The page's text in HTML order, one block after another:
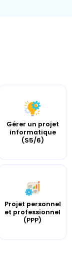
Gérer un projet
informatique
(S5/6)
Projet personnel
et professionnel
(PPP)